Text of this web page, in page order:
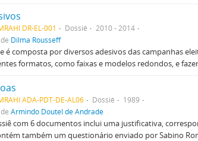
DR-EL-001 Dossiê
2010 - 2014
Dilma Rousseff
é composta por diversos adesivos das campanhas
formatos, como faixas e modelos redondos, e
ADA-PDT-DE-AL06 Dossiê
1989
Armindo Doutel de Andrade
com 6 documentos inclui uma justificativa,
também um questionário enviado por Sabino